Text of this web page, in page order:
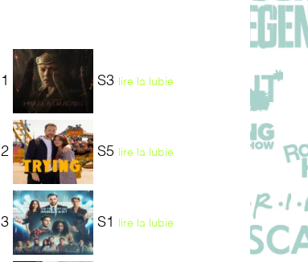
1 S3 lire la lubie
2 S5 lire la lubie
3 S1 lire la lubie